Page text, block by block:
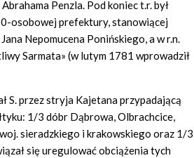
Penzla. Pod koniec t.r. był
osobowej prefektury, stanowiącej
Nepomucena Ponińskiego, a w r.n.
Sarmata» (w lutym 1781 wprowadził
S. przez stryja Kajetana przypadającą
1/3 dóbr Dąbrowa, Olbrachcice,
sieradzkiego i krakowskiego oraz 1/3
się uregulować obciążenia tych